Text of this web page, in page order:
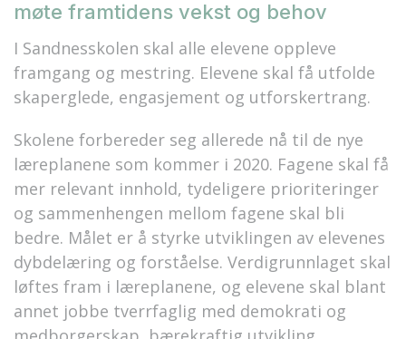
møte framtidens vekst og behov
I Sandnesskolen skal alle elevene oppleve
framgang og mestring. Elevene skal få utfolde
skaperglede, engasjement og utforskertrang.
Skolene forbereder seg allerede nå til de nye
læreplanene som kommer i 2020. Fagene skal få
mer relevant innhold, tydeligere prioriteringer
og sammenhengen mellom fagene skal bli
bedre. Målet er å styrke utviklingen av elevenes
dybdelæring og forståelse. Verdigrunnlaget skal
løftes fram i læreplanene, og elevene skal blant
annet jobbe tverrfaglig med demokrati og